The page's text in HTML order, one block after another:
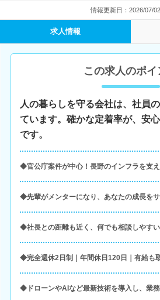
情報更新日：2026/07/02
求人情報
この求人のポイ
人の暮らしを守る会社は、社員
ています。確かな定着率が、安
です。
◆官公庁案件が中心！長野のインフラを支
◆先輩がメンターになり、あなたの成長を
◆社長との距離も近く、何でも相談しやす
◆完全週休2日制｜年間休日120日｜有給も
◆ドローンやAIなど最新技術を導入し、業